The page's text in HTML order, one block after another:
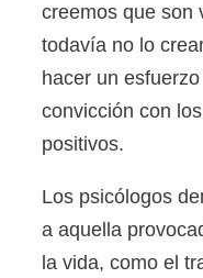
creemos que son
todavía no lo
hacer un
convicción con
positivos.
Los psicólogos
a aquella
la vida, como el